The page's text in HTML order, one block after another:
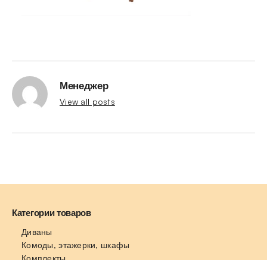
Менеджер
View all posts
Категории товаров
Диваны
Комоды, этажерки, шкафы
Комплекты